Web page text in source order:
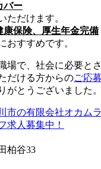
バー
ただけます。
保険、厚生年金完備
おすすめです。
場で、社会に必要と
だける方からのご応募
がとうございました。
市の有限会社オカムラ
求人募集中！
柏谷33